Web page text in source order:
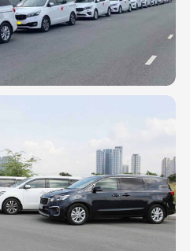
dài một cách nhanh chóng, tiện lợi và tiết
tận nơi và không cần chờ đợi, đây là
khu vực biển Bình Thuận và sân bay